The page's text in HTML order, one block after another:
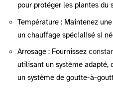
pour protéger les plantes du
Température : Maintenez
un chauffage spécialisé si
Arrosage : Fournissez
utilisant un système adapté,
un système de goutte-à-